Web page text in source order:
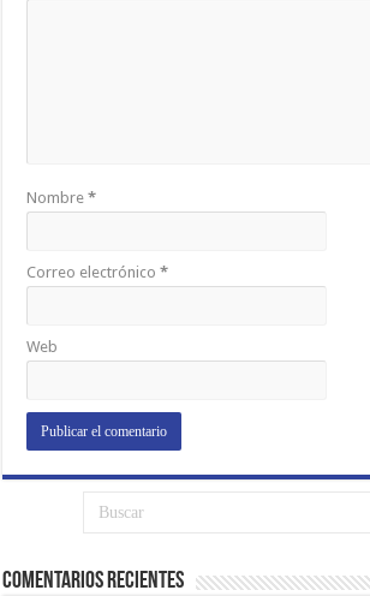
Nombre*
Correo electrónico*
Web
Comentarios Recientes